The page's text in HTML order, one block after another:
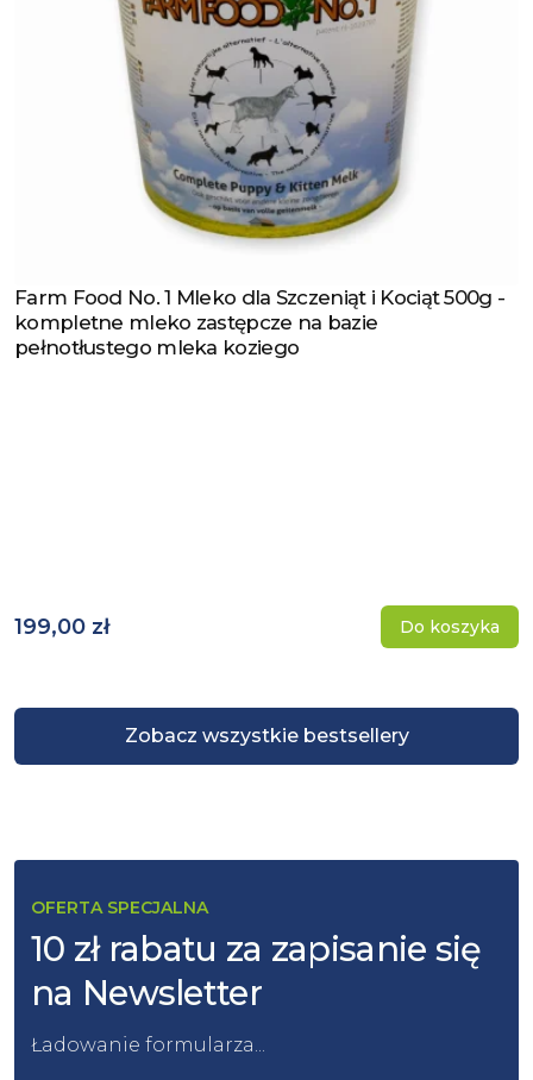
Zobacz wszystkie bestsellery
Zobacz produkt
Farm Food No. 1 Mleko dla Szczeniąt i Kociąt 500g -
kompletne mleko zastępcze na bazie
pełnotłustego mleka koziego
199,00 zł Do koszyka
OFERTA SPECJALNA
10 zł rabatu za zapisanie się
na Newsletter
Ładowanie formularza...